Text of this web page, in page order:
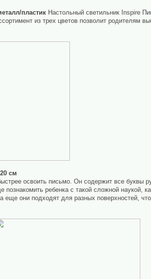
пластикНастольный светильник Inspire
из трех цветов позволит родителям
см
освоить письмо. Он содержит все буквы
ребенка с такой сложной наукой,
они подходят для разных поверхностей, что